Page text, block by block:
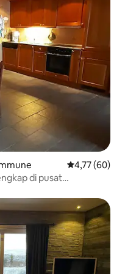
Nilai rata-rata
4,77 (60)
di pusat